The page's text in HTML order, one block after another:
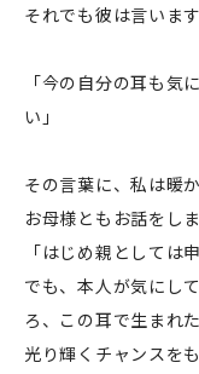
それでも彼は言います
「今の自分の耳も気
い」
その言葉に、私は暖
お母様ともお話をしま
「はじめ親としては
でも、本人が気にし
ろ、この耳で生まれ
光り輝くチャンスを